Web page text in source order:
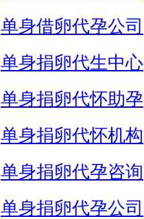
单身借卵代孕公司
单身捐卵代生中心
单身捐卵代怀助孕
单身捐卵代怀机构
单身捐卵代孕咨询
单身捐卵代孕公司